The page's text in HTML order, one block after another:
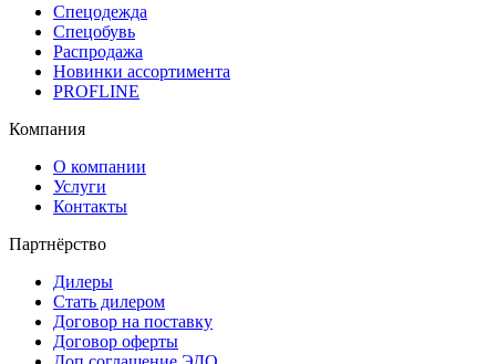
Спецодежда
Спецобувь
Распродажа
Новинки ассортимента
PROFLINE
Компания
О компании
Услуги
Контакты
Партнёрство
Дилеры
Стать дилером
Договор на поставку
Договор оферты